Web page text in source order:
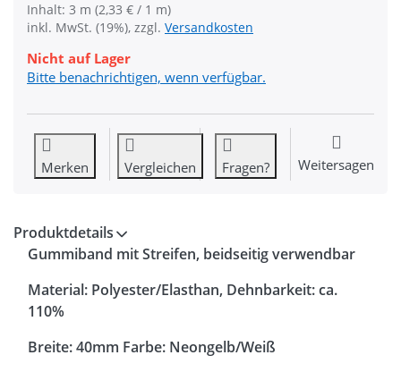
Inhalt: 3 m (2,33 € / 1 m)
inkl. MwSt. (19%), zzgl. Versandkosten
Nicht auf Lager
Bitte benachrichtigen, wenn verfügbar.
Merken Vergleichen Fragen? Weitersagen
Produktdetails
Gummiband mit Streifen, beidseitig verwendbar
Material: Polyester/Elasthan, Dehnbarkeit: ca.
110%
Breite: 40mm Farbe: Neongelb/Weiß